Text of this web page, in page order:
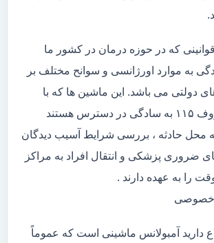
که در حوزه درمان در کشور ما
به موارد اورژانسی و سوانح مختلف بر
دولتی می باشد. این ماشین ها که با
شماره تلفن معروف ۱۱۵ به سادگی در دسترس هستند
محل حادثه ، بررسی شرایط آسیب دیدگان
ضروری پزشکی و انتقال افراد به مراکز
را به عهده دارند .
خصوصی
دارید آمبولانس ماشینی است که عموماً